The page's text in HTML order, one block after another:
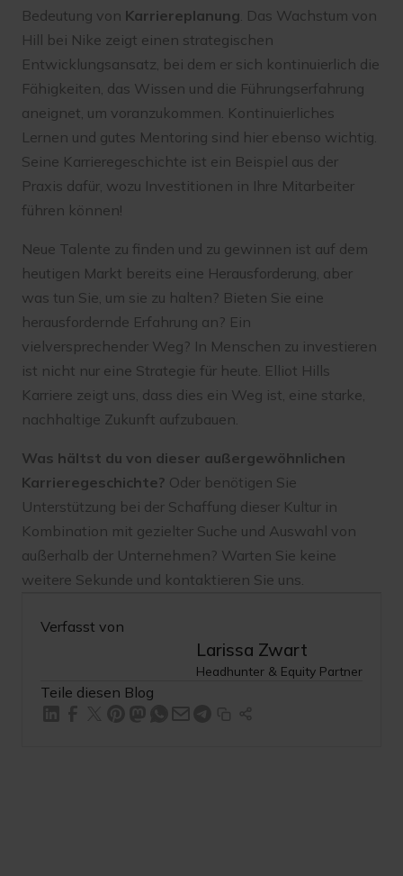
Bedeutung von Karriereplanung . Das Wachstum von
Hill bei Nike zeigt einen strategischen
Entwicklungsansatz, bei dem er sich kontinuierlich die
Fähigkeiten, das Wissen und die Führungserfahrung
aneignet, um voranzukommen. Kontinuierliches
Lernen und gutes Mentoring sind hier ebenso wichtig.
Seine Karrieregeschichte ist ein Beispiel aus der
Praxis dafür, wozu Investitionen in Ihre Mitarbeiter
führen können!
Neue Talente zu finden und zu gewinnen ist auf dem
heutigen Markt bereits eine Herausforderung, aber
was tun Sie, um sie zu halten? Bieten Sie eine
herausfordernde Erfahrung an? Ein
vielversprechender Weg? In Menschen zu investieren
ist nicht nur eine Strategie für heute. Elliot Hills
Karriere zeigt uns, dass dies ein Weg ist, eine starke,
nachhaltige Zukunft aufzubauen.
Was hältst du von dieser außergewöhnlichen
Karrieregeschichte? Oder benötigen Sie
Unterstützung bei der Schaffung dieser Kultur in
Kombination mit gezielter Suche und Auswahl von
außerhalb der Unternehmen? Warten Sie keine
weitere Sekunde und kontaktieren Sie uns.
Verfasst von
Larissa Zwart
Headhunter & Equity Partner
Teile diesen Blog